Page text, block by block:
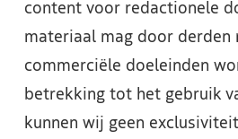
content voor redactionele
materiaal mag door derden
commerciële doeleinden
betrekking tot het gebruik
kunnen wij geen